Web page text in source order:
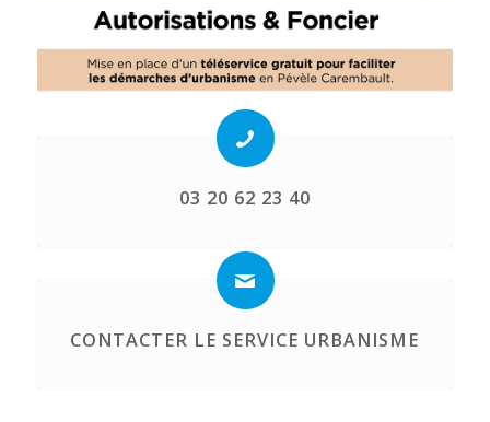
03 20 62 23 40
CONTACTER LE SERVICE URBANISME